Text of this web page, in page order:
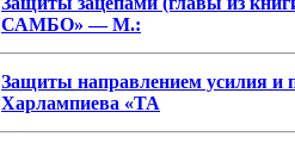
САМБО» — М.:
Защиты направлением усилия и
Харлампиева «ТА